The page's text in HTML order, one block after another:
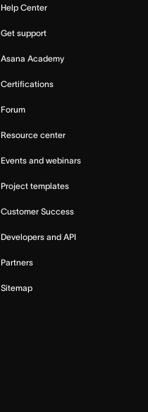
Help Center
Get support
Asana Academy
Certifications
Forum
Resource center
Events and webinars
Project templates
Customer Success
Developers and API
Partners
Sitemap